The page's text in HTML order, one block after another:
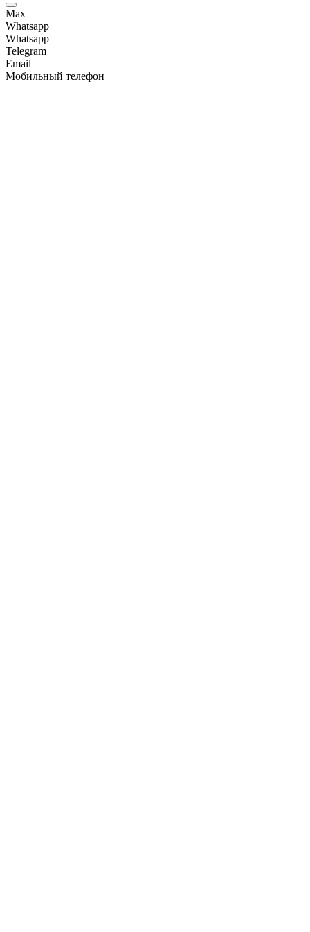
Max
Whatsapp
Whatsapp
Telegram
Email
Мобильный телефон